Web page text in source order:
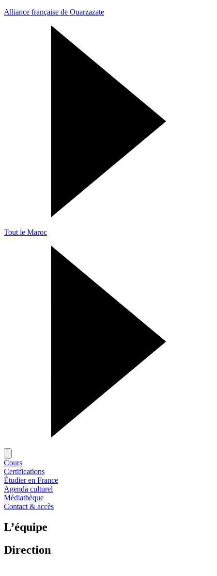
Alliance française de Ouarzazate
Tout le Maroc
Cours
Certifications
Étudier en France
Agenda culturel
Médiathèque
Contact & accès
L’équipe
Direction